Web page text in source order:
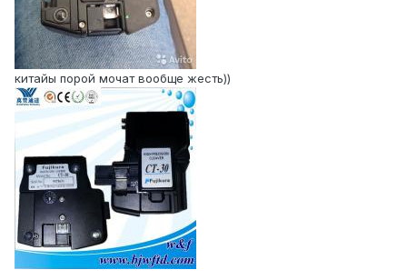
китайы порой мочат вообще жесть))